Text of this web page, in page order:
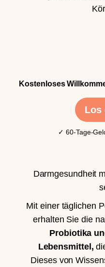
Kostenloses
Los
✓ 60-Tage-
Darmgesundheit
Mit einer täglichen
erhalten Sie die
Probiotika
Lebensmittel,
Dieses von